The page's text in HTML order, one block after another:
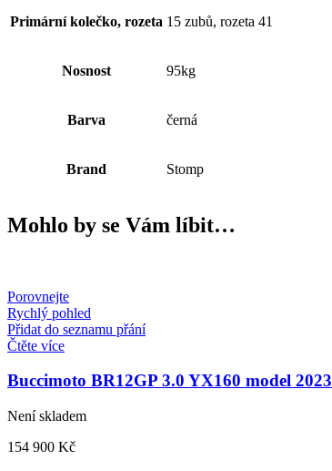
Primární kolečko, rozeta 15 zubů, rozeta 41
Nosnost 95kg
Barva černá
Brand Stomp
Mohlo by se Vám líbit…
Porovnejte
Rychlý pohled
Přidat do seznamu přání
Čtěte více
Buccimoto BR12GP 3.0 YX160 model 2023
Není skladem
154 900 Kč